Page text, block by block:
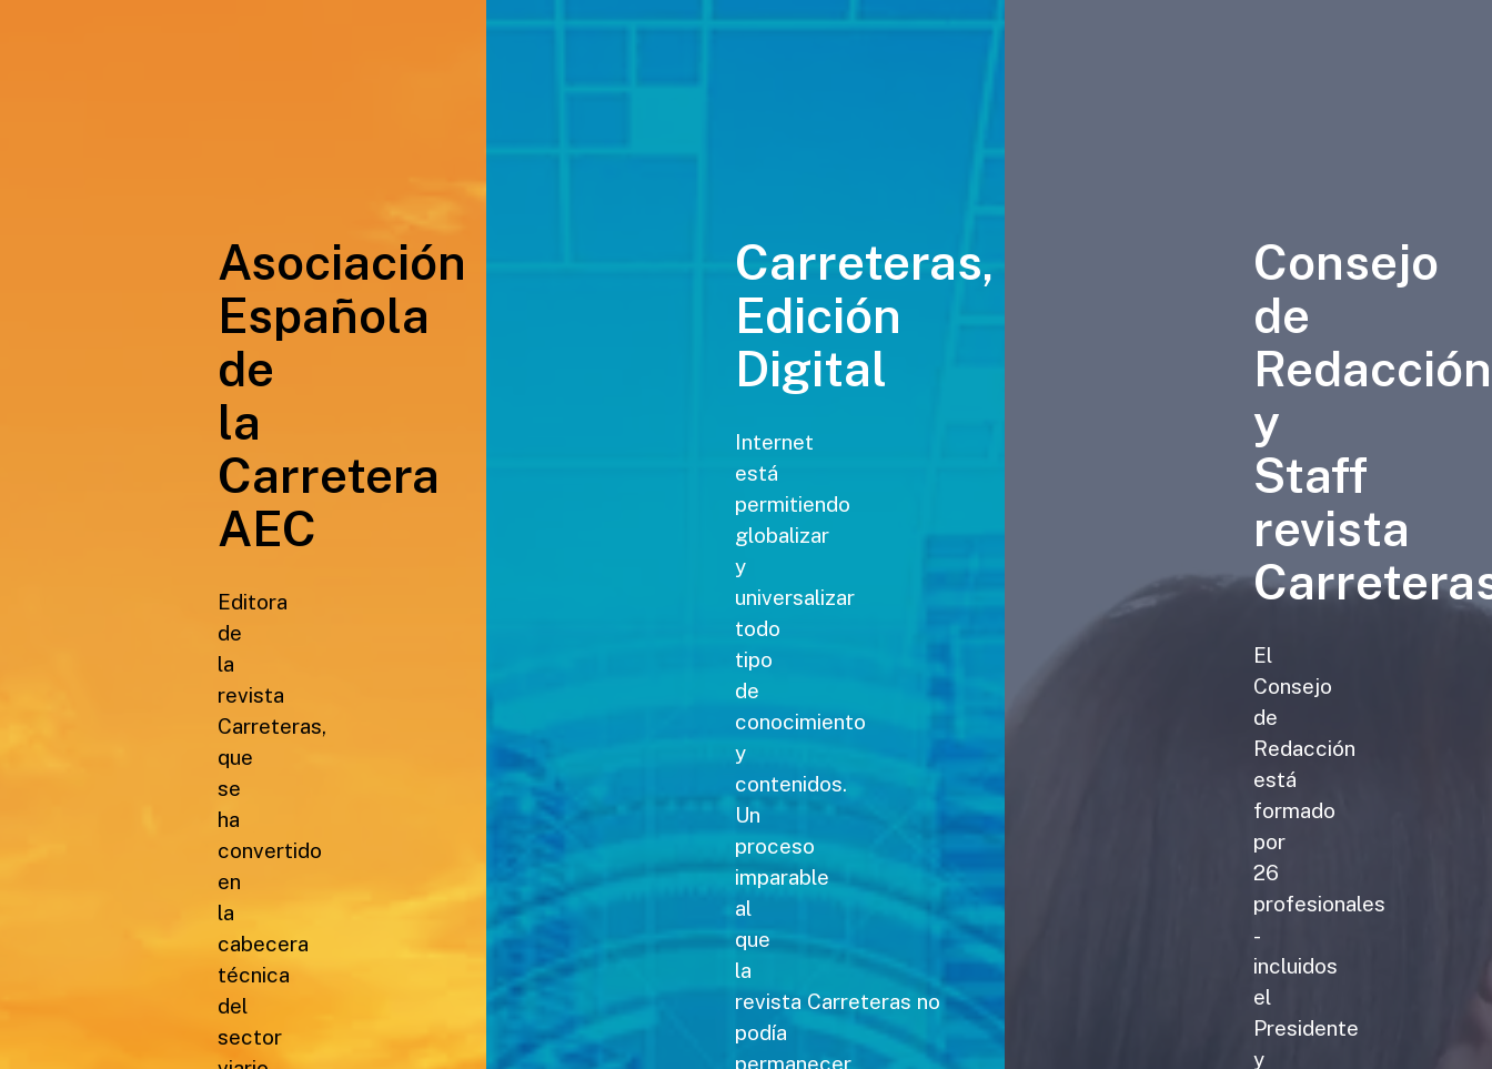
Asociación
Española
de
la
Carretera
AEC
Editora
de
la
revista
Carreteras,
que
se
ha
convertido
en
la
cabecera
técnica
del
sector
Carreteras,
Edición
Digital
Internet
está
permitiendo
globalizar
y
universalizar
todo
tipo
de
conocimiento
y
contenidos.
Un
proceso
imparable
al
que
la
revista Carreteras no
podía
permanecer
Consejo
de
Redacción
y
Staff
revista
El
Consejo
de
Redacción
está
formado
por
26
profesionales
-
incluidos
el
Presidente
y